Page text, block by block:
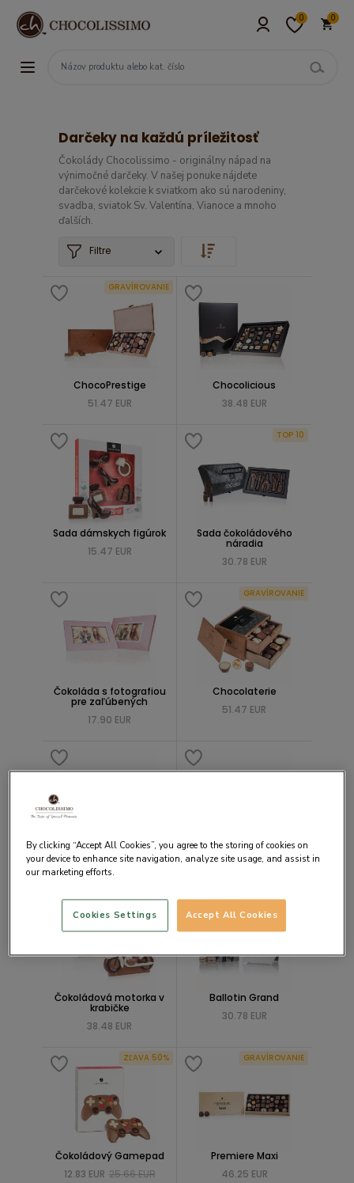
0 0
Darčeky na každú príležitosť
Čokolády Chocolissimo - originálny nápad na
výnimočné darčeky. V našej ponuke nájdete
darčekové kolekcie k sviatkom ako sú narodeniny,
svadba, sviatok Sv. Valentína, Vianoce a mnoho
ďalších.
Filtre
GRAVÍROVANIE
ChocoPrestige
51.47 EUR
Chocolicious
38.48 EUR
Sada dámskych figúrok
15.47 EUR
TOP 10
Sada čokoládového
náradia
30.78 EUR
Čokoláda s fotografiou
pre zaľúbených
17.90 EUR
GRAVÍROVANIE
Chocolaterie
51.47 EUR
Super Woman
12.78 EUR
Super Man
16.63 EUR
GRAVÍROVANIE
Čokoládová motorka v
krabičke
38.48 EUR
Ballotin Grand
30.78 EUR
ZĽAVA 50%
Čokoládový Gamepad
12.83 EUR 25.66 EUR
GRAVÍROVANIE
Premiere Maxi
46.25 EUR
By clicking “Accept All Cookies”, you agree to the storing of cookies on
your device to enhance site navigation, analyze site usage, and assist in
our marketing efforts.
Accept All Cookies
Cookies Settings